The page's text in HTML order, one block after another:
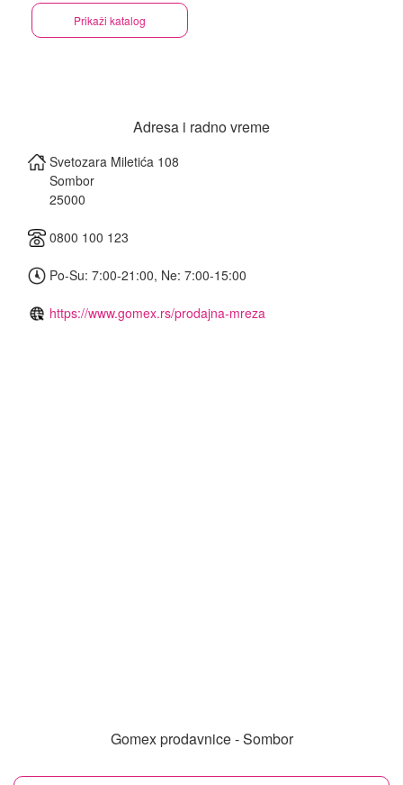
Prikaži katalog
Adresa i radno vreme
Svetozara Miletića 108
Sombor
25000
0800 100 123
Po-Su: 7:00-21:00, Ne: 7:00-15:00
https://www.gomex.rs/prodajna-mreza
Gomex prodavnice - Sombor